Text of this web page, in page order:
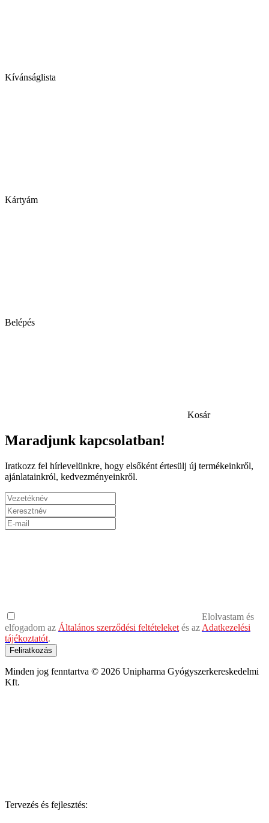
Kívánságlista
Kártyám
Belépés
Kosár
Maradjunk kapcsolatban!
Iratkozz fel hírlevelünkre, hogy elsőként értesülj új termékeinkről,
ajánlatainkról, kedvezményeinkről.
Elolvastam és
elfogadom az Általános szerződési feltételeket és az Adatkezelési
tájékoztatót.
Feliratkozás
Minden jog fenntartva © 2026 Unipharma Gyógyszerkereskedelmi
Kft.
Tervezés és fejlesztés: